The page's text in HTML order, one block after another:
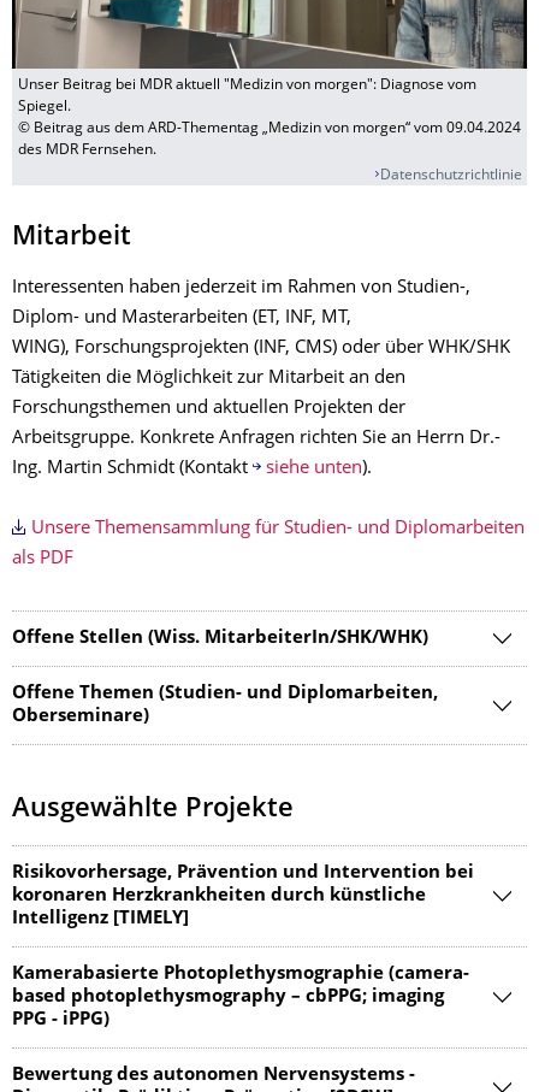
Unser Beitrag bei MDR aktuell "Medizin von morgen": Diagnose vom
Spiegel.
© Beitrag aus dem ARD-Thementag „Medizin von morgen“ vom 09.04.2024
des MDR Fernsehen.
Datenschutzrichtlinie
Mitarbeit
Interessenten haben jederzeit im Rahmen von Studien-,
Diplom- und Masterarbeiten (ET, INF, MT,
WING), Forschungsprojekten (INF, CMS) oder über WHK/SHK
Tätigkeiten die Möglichkeit zur Mitarbeit an den
Forschungsthemen und aktuellen Projekten der
Arbeitsgruppe. Konkrete Anfragen richten Sie an Herrn Dr.-
Ing. Martin Schmidt (Kontakt
siehe unten).
Unsere Themensammlung für Studien- und Diplomarbeiten
als PDF
Offene Stellen (Wiss. MitarbeiterIn/SHK/WHK)
Offene Themen (Studien- und Diplomarbeiten,
Oberseminare)
Ausgewählte Projekte
Risikovorhersage, Prävention und Intervention bei
koronaren Herzkrankheiten durch künstliche
Intelligenz [TIMELY]
Kamerabasierte Photoplethysmographie (camera-
based photoplethysmography – cbPPG; imaging
PPG - iPPG)
Bewertung des autonomen Nervensystems -